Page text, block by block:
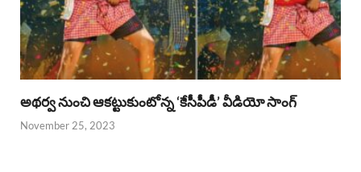
అథర్వ నుంచి ఆకట్టుకుంటోన్న ‘కేసీపీడీ’ వీడియో సాంగ్
November 25, 2023